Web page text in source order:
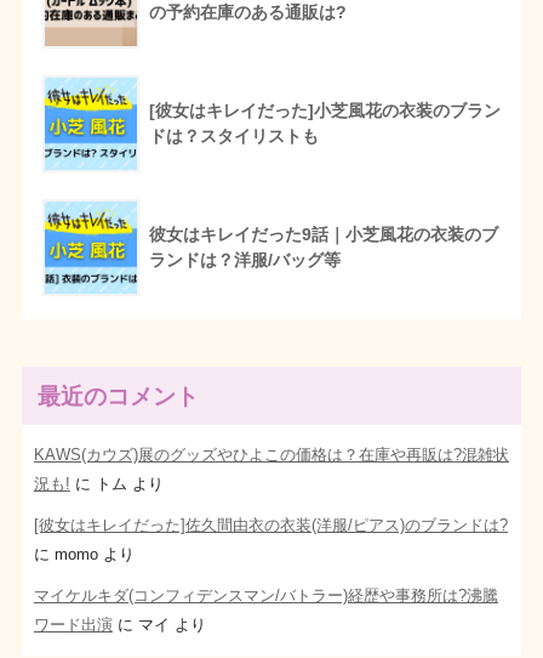
の予約在庫のある通販は?
[彼女はキレイだった]小芝風花の衣装のブラン
ドは？スタイリストも
彼女はキレイだった9話｜小芝風花の衣装のブ
ランドは？洋服/バッグ等
最近のコメント
KAWS(カウズ)展のグッズやひよこの価格は？在庫や再販は?混雑状
況も! に トム より
[彼女はキレイだった]佐久間由衣の衣装(洋服/ピアス)のブランドは?
に momoより
マイケルキダ(コンフィデンスマン/バトラー)経歴や事務所は?沸騰
ワード出演に マイ より